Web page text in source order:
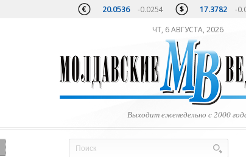
20.0536 -0.0254 17.3782 -
ЧТ, 6 АВГУСТА, 2026
Выходит еженедельно с 2000